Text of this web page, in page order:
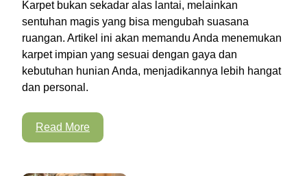
Karpet bukan sekadar alas lantai, melainkan
sentuhan magis yang bisa mengubah suasana
ruangan. Artikel ini akan memandu Anda menemukan
karpet impian yang sesuai dengan gaya dan
kebutuhan hunian Anda, menjadikannya lebih hangat
dan personal.
Read More